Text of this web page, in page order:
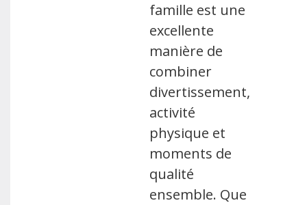
famille est une
excellente
manière de
combiner
divertissement,
activité
physique et
moments de
qualité
ensemble. Que